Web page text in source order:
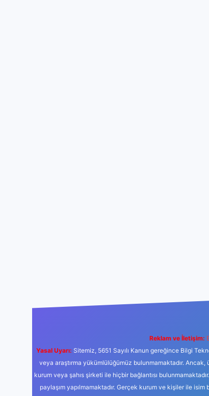
Reklam ve İletişim:
Yasal Uyarı: Sitemiz, 5651 Sayılı Kanun gereğince Bilgi
veya araştırma yükümlülüğümüz bulunmamaktadır.
kurum veya şahıs şirketi ile hiçbir bağlantısı
paylaşım yapılmamaktadır. Gerçek kurum ve kişiler ile